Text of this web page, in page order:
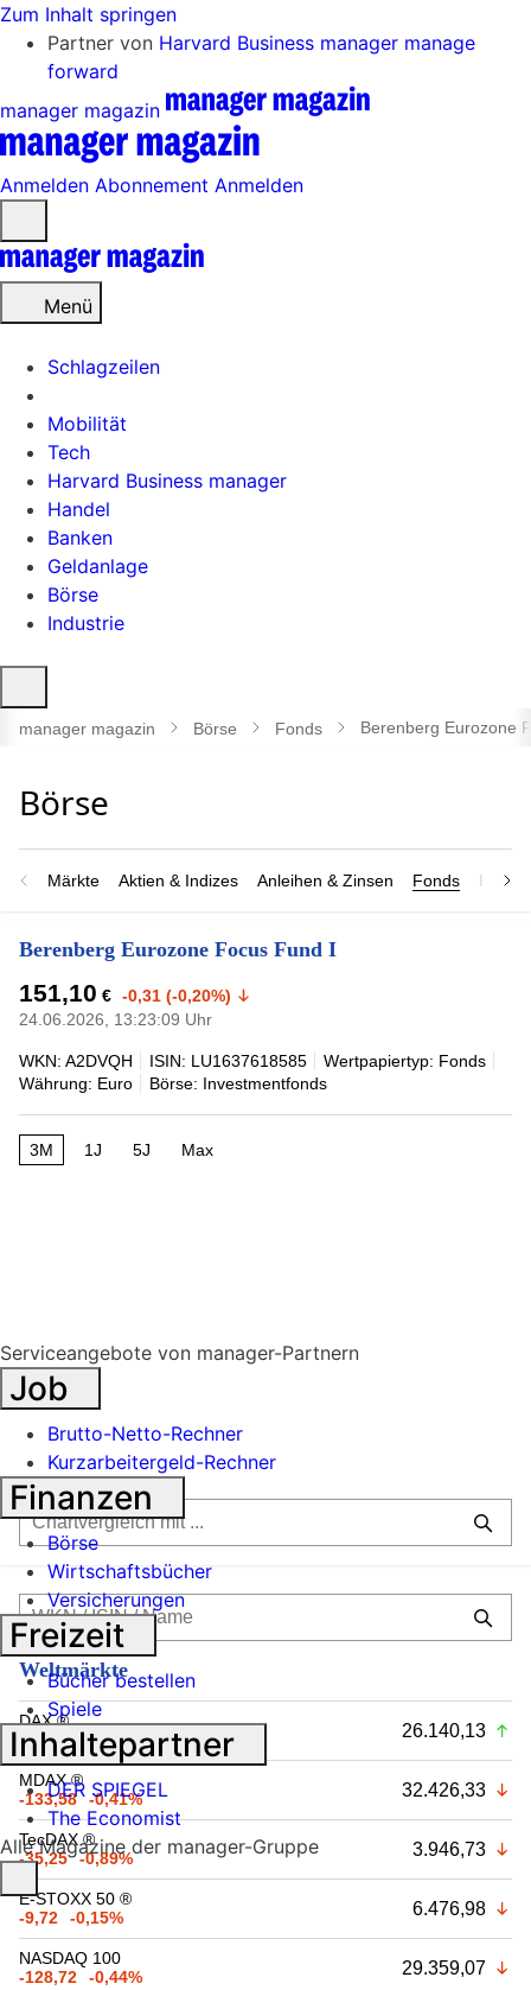
Zum Inhalt springen
Partner von Harvard Business manager manage
forward
manager magazin
Anmelden Abonnement Anmelden
öffnen
Menü
Schlagzeilen
Mobilität
Tech
Harvard Business manager
Handel
Banken
Geldanlage
Börse
Industrie
öffnen
manager magazin Börse Fonds Berenberg Eurozone
Märkte Aktien & Indizes Anleihen & Zinsen Fonds
Berenberg Eurozone Focus Fund I
151,10 € -0,31 (-0,20%)
24.06.2026, 13:23:09 Uhr
WKN: A2DVQH ISIN: LU1637618585
Wertpapiertyp: Fonds
Währung: Euro
Börse: Investmentfonds
3M 1J 5J Max
Weltmärkte
DAX ®
+13,83
+0,05% 26.140,13
MDAX ®
-133,58
-0,41% 32.426,33
TecDAX ®
-35,25
-0,89% 3.946,73
E-STOXX 50 ®
-9,72
-0,15% 6.476,98
NASDAQ 100
-128,72
-0,44% 29.359,07
Serviceangebote von manager-Partnern
Job
Brutto-Netto-Rechner
Kurzarbeitergeld-Rechner
Finanzen
Börse
Wirtschaftsbücher
Versicherungen
Freizeit
Bücher bestellen
Spiele
Inhaltepartner
DER SPIEGEL
The Economist
Alle Magazine der manager-Gruppe